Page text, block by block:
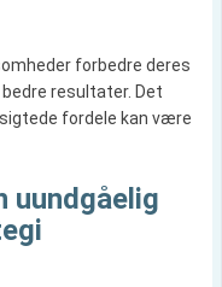
forbedre deres
resultater. Det
fordele kan være
uundgåelig